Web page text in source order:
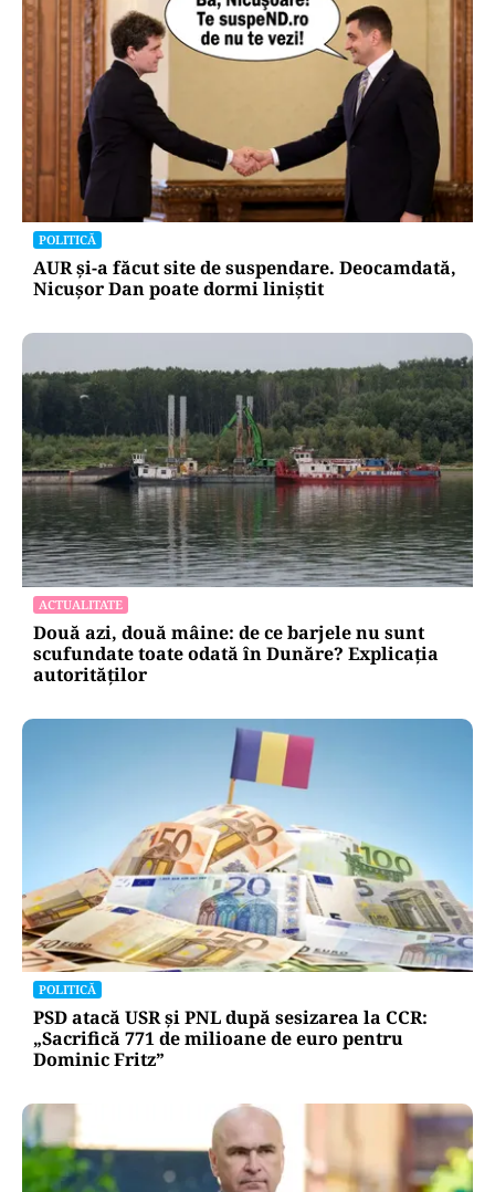
POLITICĂ
AUR și-a făcut site de suspendare. Deocamdată,
Nicușor Dan poate dormi liniștit
ACTUALITATE
Două azi, două mâine: de ce barjele nu sunt
scufundate toate odată în Dunăre? Explicația
autorităților
POLITICĂ
PSD atacă USR și PNL după sesizarea la CCR:
„Sacrifică 771 de milioane de euro pentru
Dominic Fritz”